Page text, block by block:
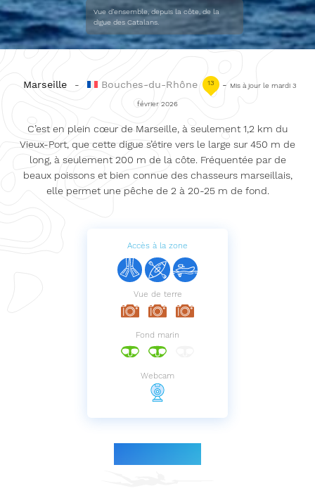
Vue d’ensemble, depuis la côte, de la
digue des Catalans.
Marseille - Bouches-du-Rhône 13 - Mis à jour le mardi 3
février 2026
C’est en plein cœur de Marseille, à seulement 1,2 km du
Vieux-Port, que cette digue s’étire vers le large sur 450 m de
long, à seulement 200 m de la côte. Fréquentée par de
beaux poissons et bien connue des chasseurs marseillais,
elle permet une pêche de 2 à 20-25 m de fond.
Accès à la zone
Vue de terre
Fond marin
Webcam